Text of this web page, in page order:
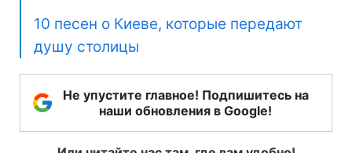
10 песен о Киеве, которые передают
душу столицы
Не упустите главное! Подпишитесь на
наши обновления в Google!